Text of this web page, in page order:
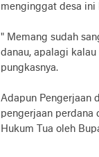
menginggat desa ini
" Memang sudah
danau, apalagi
pungkasnya.
Adapun Pengerjaan
pengerjaan perdana
Hukum Tua oleh